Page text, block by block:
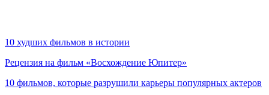
10 худших фильмов в истории
Рецензия на фильм «Восхождение Юпитер»
10 фильмов, которые разрушили карьеры популярных актеров